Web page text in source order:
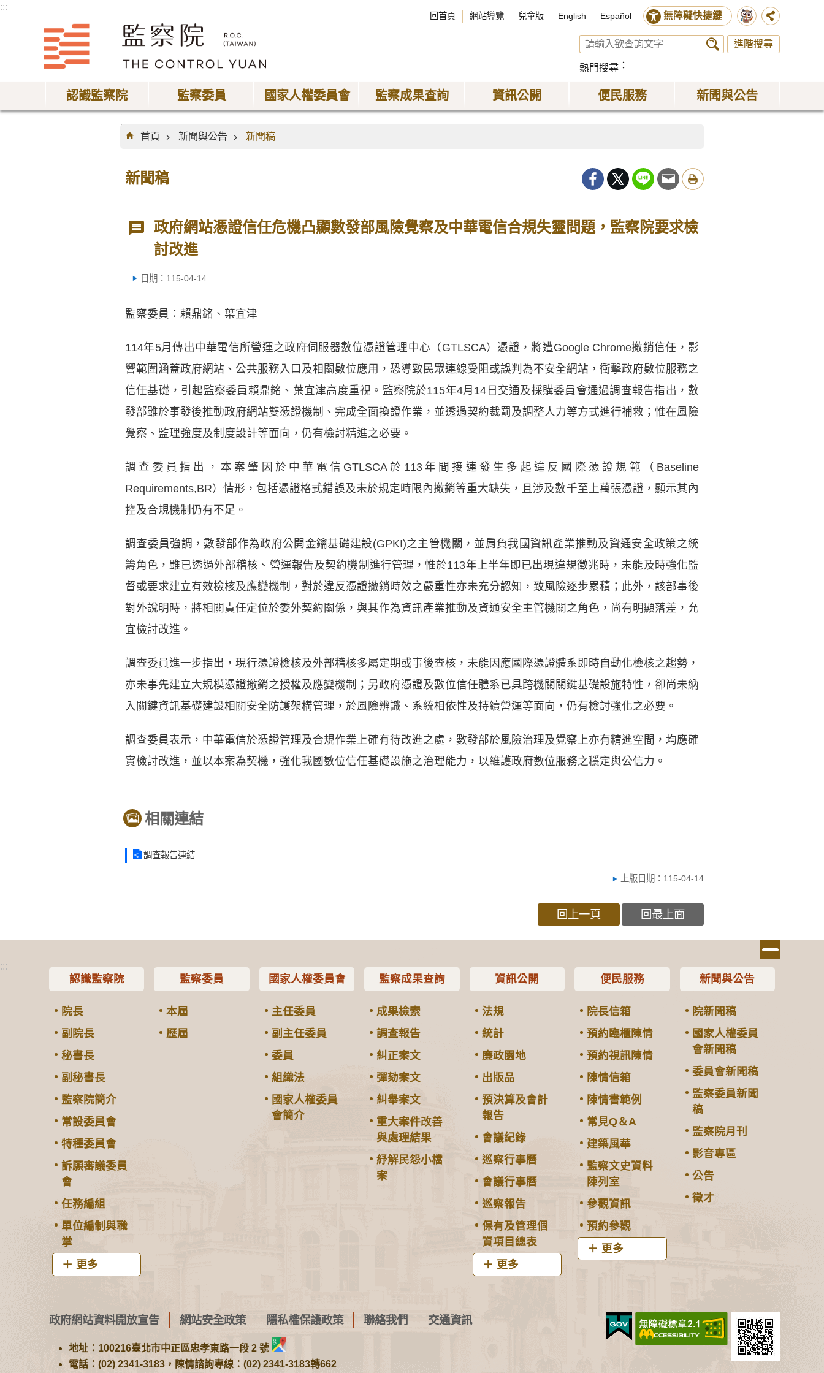
:::
回首頁 網站導覽 兒童版 English Español 無障礙快捷鍵
進階搜尋
熱門搜尋
認識監察院 監察委員 國家人權委員會 監察成果查詢 資訊公開 便民服務 新聞與公告
:::
首頁
新聞與公告 新聞稿
新聞稿
政府網站憑證信任危機凸顯數發部風險覺察及中華電信合規失靈問題，監察院要求檢
討改進
日期：115-04-14
監察委員：賴鼎銘、葉宜津
114年5月傳出中華電信所營運之政府伺服器數位憑證管理中心（GTLSCA）憑證，將遭Google Chrome撤銷信任，影
響範圍涵蓋政府網站、公共服務入口及相關數位應用，恐導致民眾連線受阻或誤判為不安全網站，衝擊政府數位服務之
信任基礎，引起監察委員賴鼎銘、葉宜津高度重視。監察院於115年4月14日交通及採購委員會通過調查報告指出，數
發部雖於事發後推動政府網站雙憑證機制、完成全面換證作業，並透過契約裁罰及調整人力等方式進行補救；惟在風險
覺察、監理強度及制度設計等面向，仍有檢討精進之必要。
調查委員指出，本案肇因於中華電信GTLSCA於113年間接連發生多起違反國際憑證規範（Baseline
Requirements,BR）情形，包括憑證格式錯誤及未於規定時限內撤銷等重大缺失，且涉及數千至上萬張憑證，顯示其內
控及合規機制仍有不足。
調查委員強調，數發部作為政府公開金鑰基礎建設(GPKI)之主管機關，並肩負我國資訊產業推動及資通安全政策之統
籌角色，雖已透過外部稽核、營運報告及契約機制進行管理，惟於113年上半年即已出現違規徵兆時，未能及時強化監
督或要求建立有效檢核及應變機制，對於違反憑證撤銷時效之嚴重性亦未充分認知，致風險逐步累積；此外，該部事後
對外說明時，將相關責任定位於委外契約關係，與其作為資訊產業推動及資通安全主管機關之角色，尚有明顯落差，允
宜檢討改進。
調查委員進一步指出，現行憑證檢核及外部稽核多屬定期或事後查核，未能因應國際憑證體系即時自動化檢核之趨勢，
亦未事先建立大規模憑證撤銷之授權及應變機制；另政府憑證及數位信任體系已具跨機關關鍵基礎設施特性，卻尚未納
入關鍵資訊基礎建設相關安全防護架構管理，於風險辨識、系統相依性及持續營運等面向，仍有檢討強化之必要。
調查委員表示，中華電信於憑證管理及合規作業上確有待改進之處，數發部於風險治理及覺察上亦有精進空間，均應確
實檢討改進，並以本案為契機，強化我國數位信任基礎設施之治理能力，以維護政府數位服務之穩定與公信力。
相關連結
調查報告連結
上版日期：115-04-14
回上一頁 回最上面
:::
認識監察院
院長
副院長
秘書長
副秘書長
監察院簡介
常設委員會
特種委員會
訴願審議委員
會
任務編組
單位編制與職
掌
更多
監察委員
本屆
歷屆
國家人權委員會
主任委員
副主任委員
委員
組織法
國家人權委員
會簡介
監察成果查詢
成果檢索
調查報告
糾正案文
彈劾案文
糾舉案文
重大案件改善
與處理結果
紓解民怨小檔
案
資訊公開
法規
統計
廉政園地
出版品
預決算及會計
報告
會議紀錄
巡察行事曆
會議行事曆
巡察報告
保有及管理個
資項目總表
更多
便民服務
院長信箱
預約臨櫃陳情
預約視訊陳情
陳情信箱
陳情書範例
常見Q＆A
建築風華
監察文史資料
陳列室
參觀資訊
預約參觀
更多
新聞與公告
院新聞稿
國家人權委員
會新聞稿
委員會新聞稿
監察委員新聞
稿
監察院月刊
影音專區
公告
徵才
政府網站資料開放宣告 網站安全政策 隱私權保護政策 聯絡我們 交通資訊
地址：100216臺北市中正區忠孝東路一段 2 號
電話：(02) 2341-3183，陳情諮詢專線：(02) 2341-3183轉662